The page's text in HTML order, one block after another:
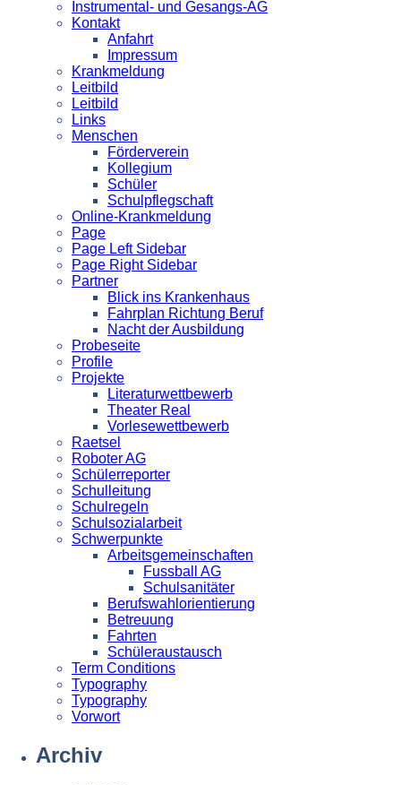
Instrumental- und Gesangs-AG
Kontakt
Anfahrt
Impressum
Krankmeldung
Leitbild
Leitbild
Links
Menschen
Förderverein
Kollegium
Schüler
Schulpflegschaft
Online-Krankmeldung
Page
Page Left Sidebar
Page Right Sidebar
Partner
Blick ins Krankenhaus
Fahrplan Richtung Beruf
Nacht der Ausbildung
Probeseite
Profile
Projekte
Literaturwettbewerb
Theater Real
Vorlesewettbewerb
Raetsel
Roboter AG
Schülerreporter
Schulleitung
Schulregeln
Schulsozialarbeit
Schwerpunkte
Arbeitsgemeinschaften
Fussball AG
Schulsanitäter
Berufswahlorientierung
Betreuung
Fahrten
Schüleraustausch
Term Conditions
Typography
Typography
Vorwort
Archiv